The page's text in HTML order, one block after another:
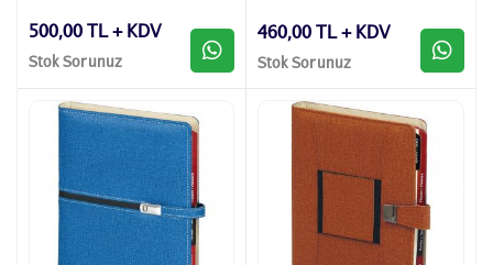
500,00 TL + KDV
Stok Sorunuz
460,00 TL + KDV
Stok Sorunuz